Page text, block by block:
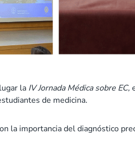
la IV Jornada Médica sobre EC,
de medicina.
la importancia del diagnóstico